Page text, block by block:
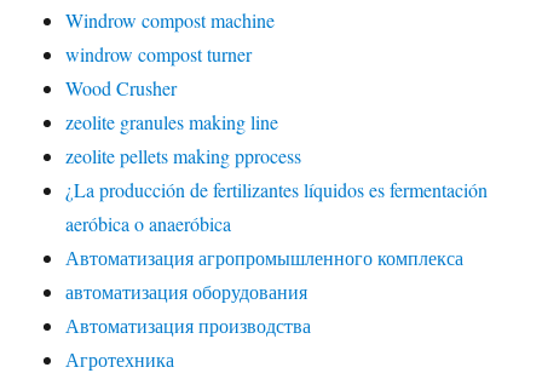
Windrow compost machine
windrow compost turner
Wood Crusher
zeolite granules making line
zeolite pellets making pprocess
¿La producción de fertilizantes líquidos es fermentación
aeróbica o anaeróbica
Автоматизация агропромышленного комплекса
автоматизация оборудования
Автоматизация производства
Агротехника